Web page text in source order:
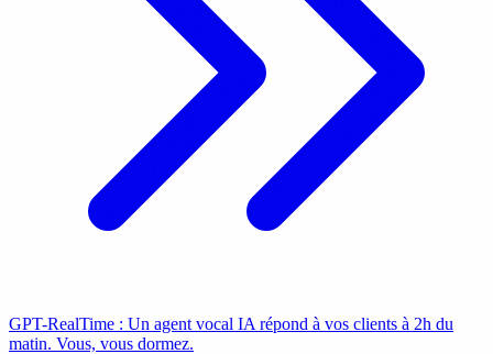
GPT-RealTime : Un agent vocal IA répond à vos clients à 2h du
matin. Vous, vous dormez.